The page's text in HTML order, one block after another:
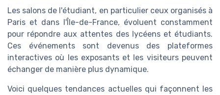
Les salons de l'étudiant, en particulier ceux organisés à
Paris et dans l'Île-de-France, évoluent constamment
pour répondre aux attentes des lycéens et étudiants.
Ces événements sont devenus des plateformes
interactives où les exposants et les visiteurs peuvent
échanger de manière plus dynamique.
Voici quelques tendances actuelles qui façonnent les